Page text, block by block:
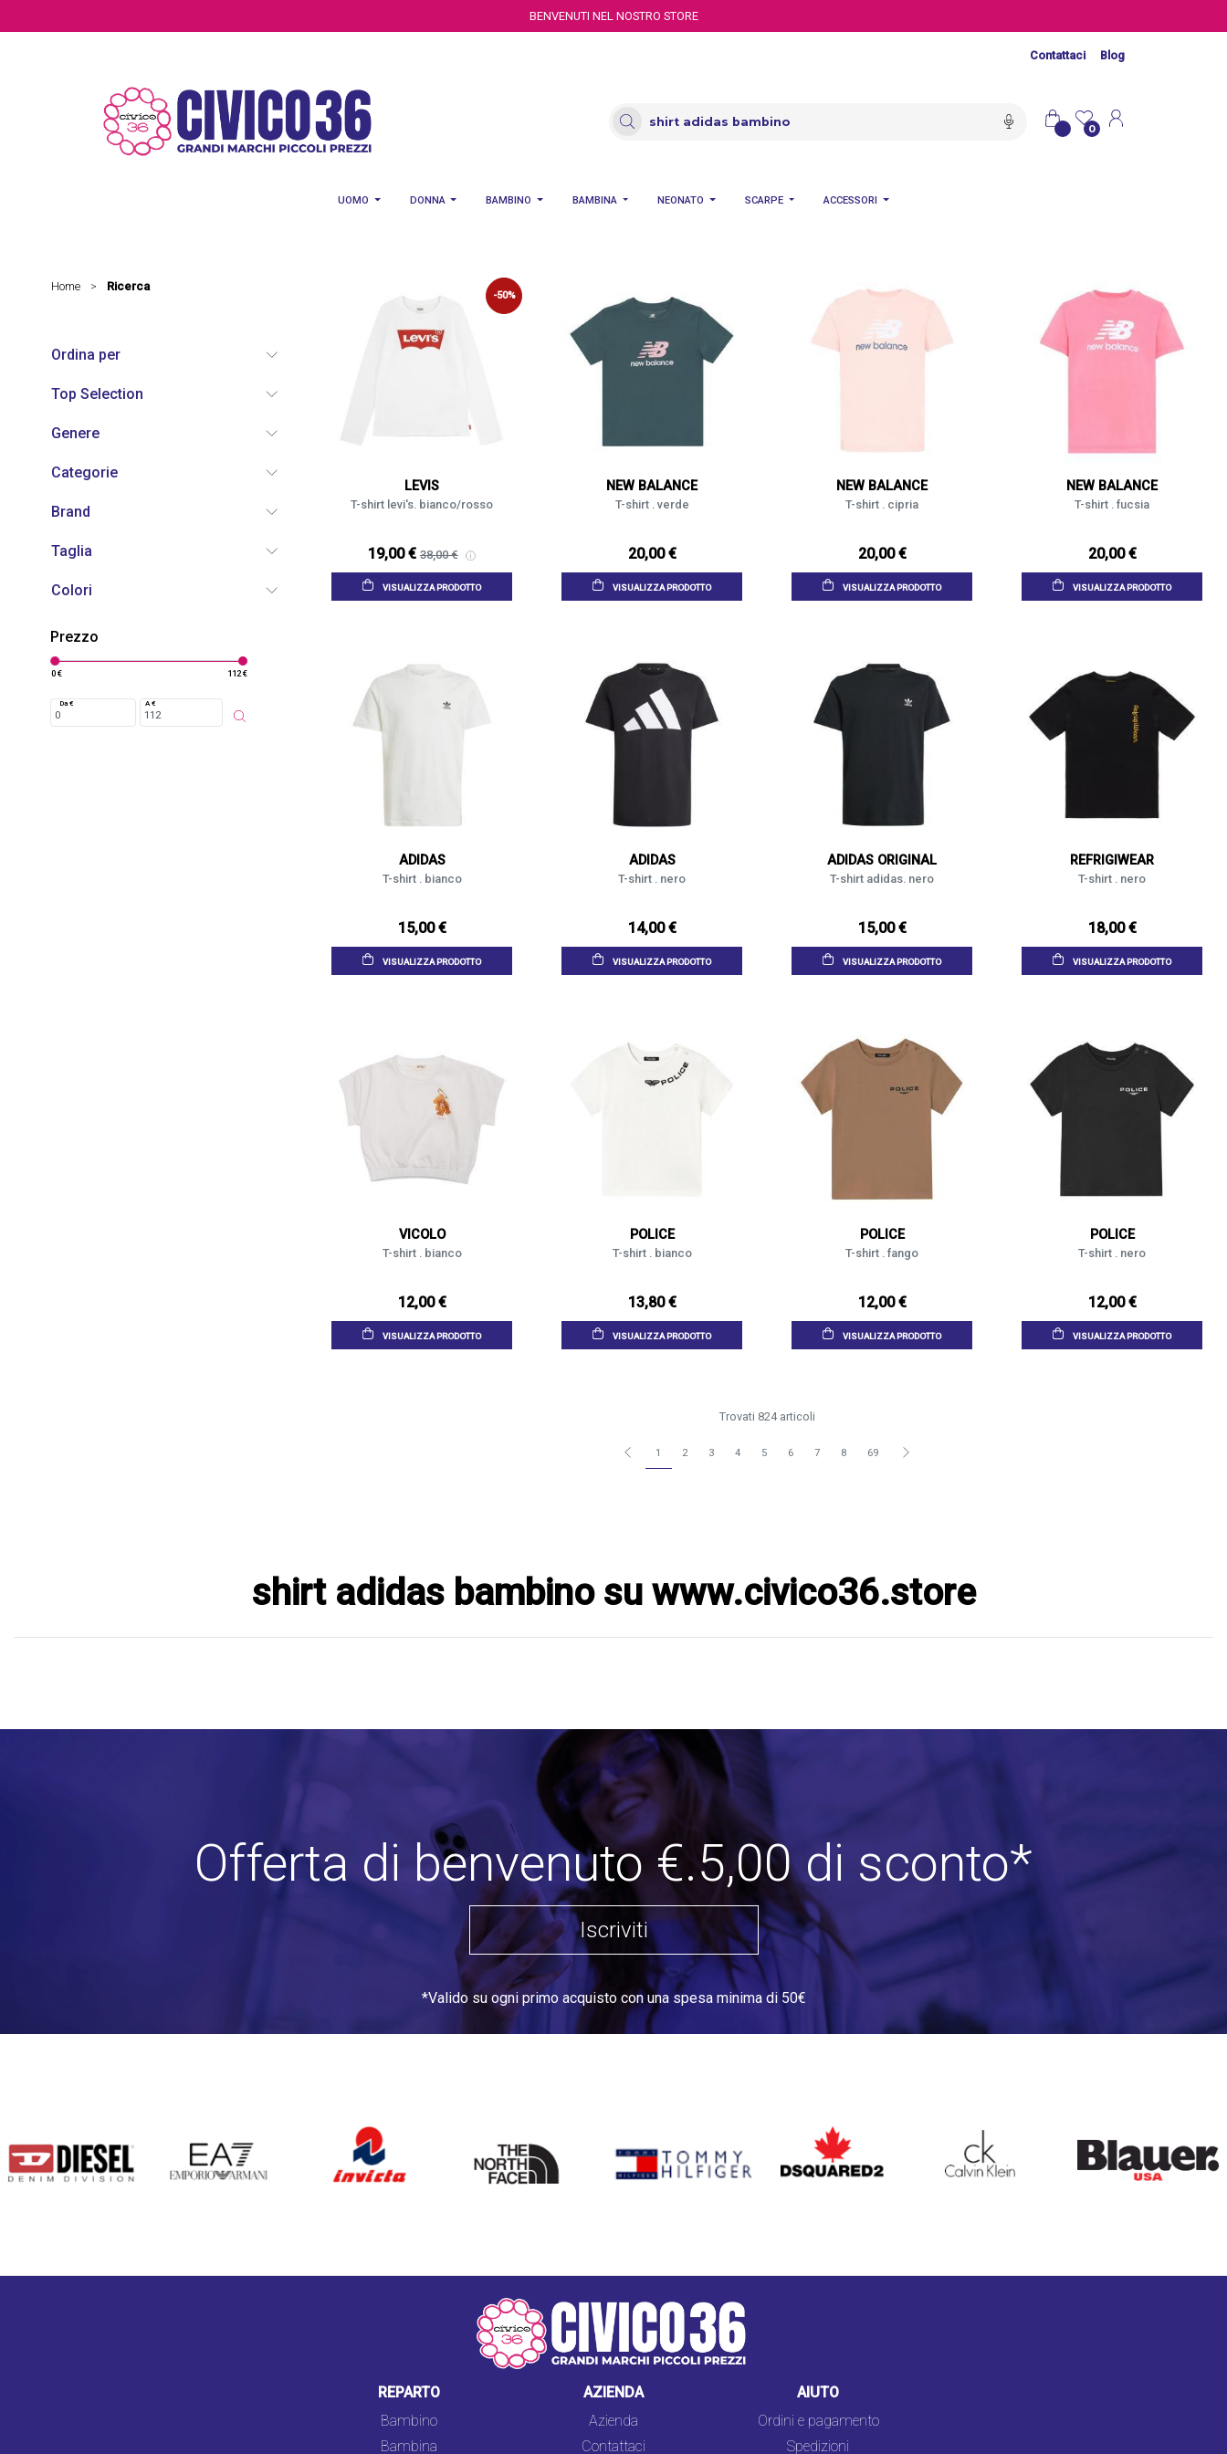
BENVENUTI NEL NOSTRO STORE
Contattaci Blog
0
UOMO DONNA BAMBINO BAMBINA NEONATO SCARPE ACCESSORI
Home > Ricerca
Ordina per
Top Selection
Genere
Categorie
Brand
Taglia
Colori
Prezzo
0 € 112 €
Da € A €
-50%
LEVIS
T-shirt levi's. bianco/rosso
19,00 € 38,00 €
VISUALIZZA PRODOTTO
NEW BALANCE
T-shirt . verde
20,00 €
VISUALIZZA PRODOTTO
NEW BALANCE
T-shirt . cipria
20,00 €
VISUALIZZA PRODOTTO
NEW BALANCE
T-shirt . fucsia
20,00 €
VISUALIZZA PRODOTTO
ADIDAS
T-shirt . bianco
15,00 €
VISUALIZZA PRODOTTO
ADIDAS
T-shirt . nero
14,00 €
VISUALIZZA PRODOTTO
ADIDAS ORIGINAL
T-shirt adidas. nero
15,00 €
VISUALIZZA PRODOTTO
REFRIGIWEAR
T-shirt . nero
18,00 €
VISUALIZZA PRODOTTO
VICOLO
T-shirt . bianco
12,00 €
VISUALIZZA PRODOTTO
POLICE
T-shirt . bianco
13,80 €
VISUALIZZA PRODOTTO
POLICE
T-shirt . fango
12,00 €
VISUALIZZA PRODOTTO
POLICE
T-shirt . nero
12,00 €
VISUALIZZA PRODOTTO
Trovati 824 articoli
1 2 3 4 5 6 7 8 69
shirt adidas bambino su www.civico36.store
Offerta di benvenuto €.5,00 di sconto*
Iscriviti
*Valido su ogni primo acquisto con una spesa minima di 50€
INVICTA
NORTH
FACE
DSQUARED2 CALVIN KLEIN
REPARTO
Bambino
Bambina
AZIENDA
Azienda
Contattaci
AIUTO
Ordini e pagamento
Spedizioni